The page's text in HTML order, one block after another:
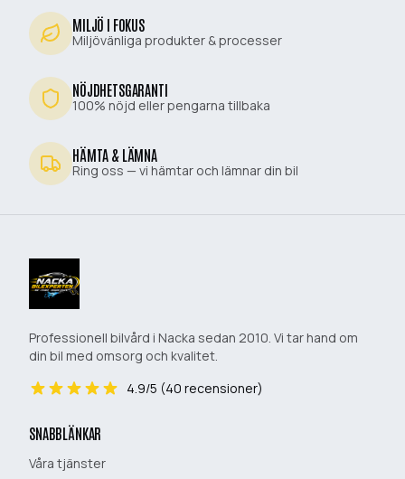
MILJÖ I FOKUS
Miljövänliga produkter & processer
NÖJDHETSGARANTI
100% nöjd eller pengarna tillbaka
HÄMTA & LÄMNA
Ring oss — vi hämtar och lämnar din bil
Professionell bilvård i Nacka sedan 2010. Vi tar hand om
din bil med omsorg och kvalitet.
4.9/5 (40 recensioner)
SNABBLÄNKAR
Våra tjänster